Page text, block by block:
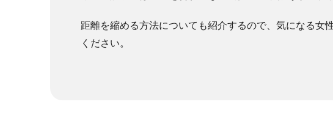
距離を縮める方法についても紹介するので、気になる女
ください。